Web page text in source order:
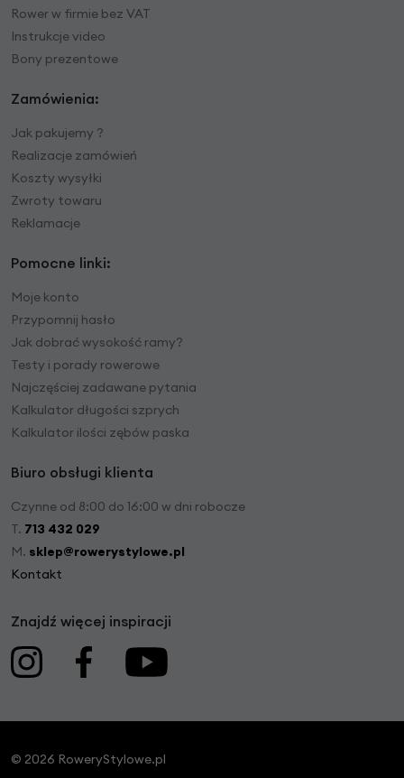
Rower w firmie bez VAT
Instrukcje video
Bony prezentowe
Zamówienia:
Jak pakujemy ?
Realizacje zamówień
Koszty wysyłki
Zwroty towaru
Reklamacje
Pomocne linki:
Moje konto
Przypomnij hasło
Jak dobrać wysokość ramy?
Testy i porady rowerowe
Najczęściej zadawane pytania
Kalkulator długości szprych
Kalkulator ilości zębów paska
Biuro obsługi klienta
Czynne od 8:00 do 16:00 w dni robocze
T. 713 432 029
M. sklep@rowerystylowe.pl
Kontakt
Znajdź więcej inspiracji
© 2026 RoweryStylowe.pl